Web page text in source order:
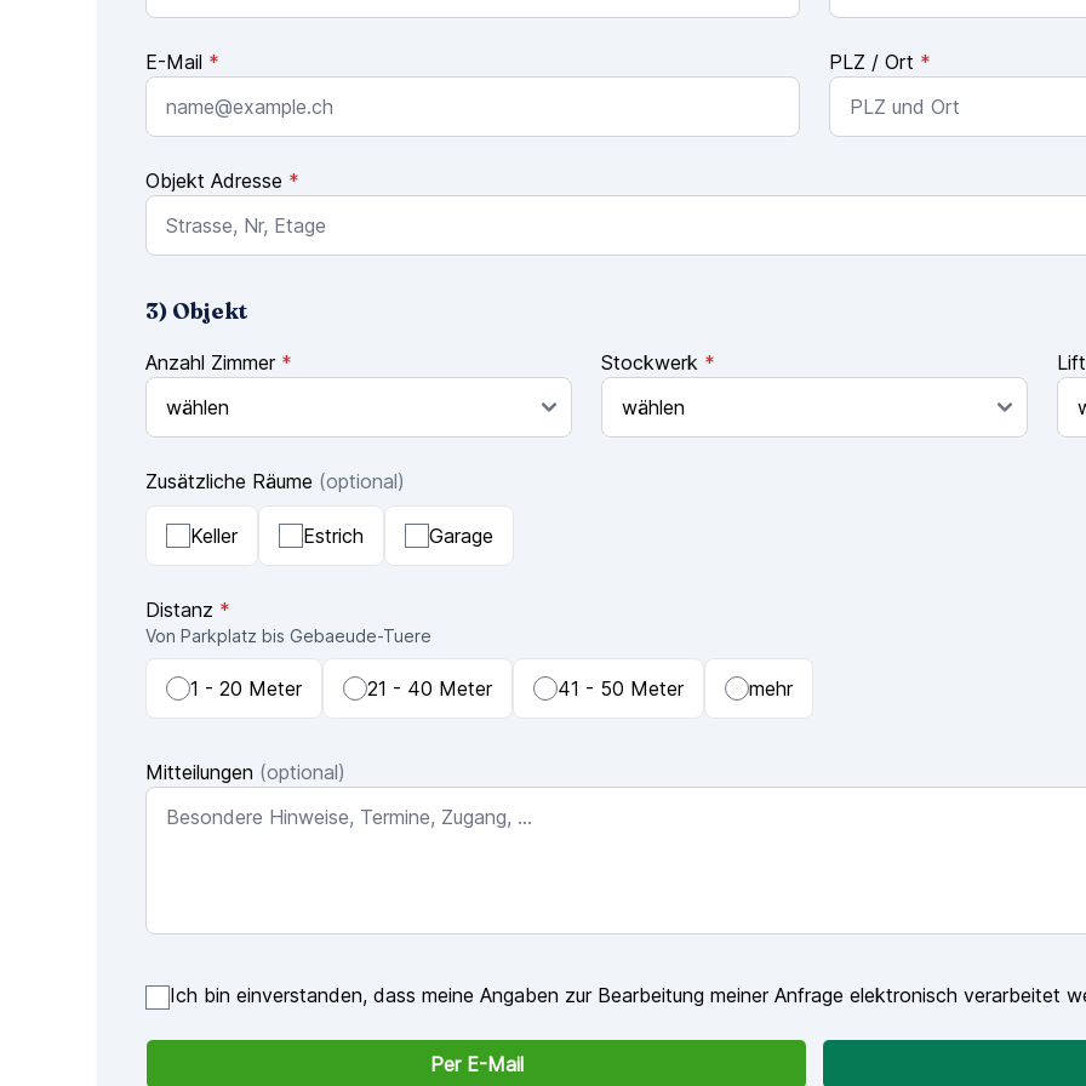
E-Mail * PLZ / Ort *
Objekt Adresse *
3) Objekt
Anzahl Zimmer * Stockwerk *
Zusätzliche Räume (optional)
Keller Estrich Garage
Distanz *
Von Parkplatz bis Gebaeude-Tuere
1 - 20 Meter 21 - 40 Meter 41 - 50 Meter mehr
Mitteilungen (optional)
Ich bin einverstanden, dass meine Angaben zur Bearbeitung meiner Anfrage elektronisch verarbeitet
Per E-Mail